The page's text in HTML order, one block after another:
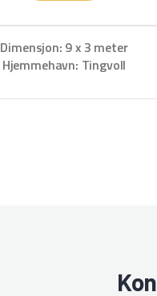
Dimensjon: 9 x 3 meter
Hjemmehavn: Tingvoll